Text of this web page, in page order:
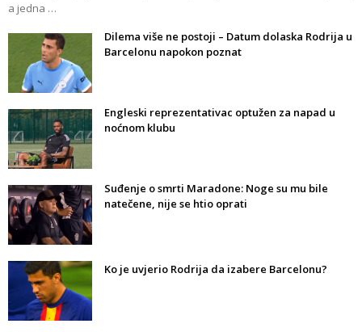
a jedna …
Dilema više ne postoji – Datum dolaska Rodrija u
Barcelonu napokon poznat
Engleski reprezentativac optužen za napad u
noćnom klubu
Suđenje o smrti Maradone: Noge su mu bile
natečene, nije se htio oprati
Ko je uvjerio Rodrija da izabere Barcelonu?